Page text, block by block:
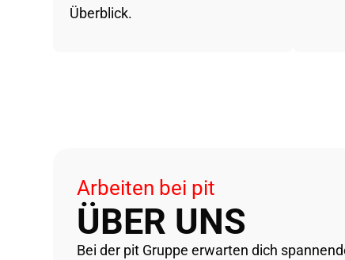
Überblick.
Arbeiten bei pit
ÜBER UNS
Bei der pit Gruppe erwarten dich